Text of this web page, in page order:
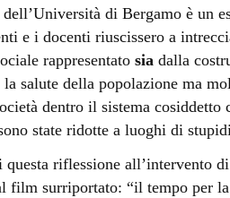
di Bergamo è un
e i docenti riuscissero a
rappresentato sia dalla
la salute della popolazione ma
dentro il sistema cosiddetto
state ridotte a luoghi di
riflessione all’intervento
film surriportato: “il tempo per